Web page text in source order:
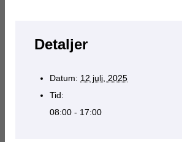
Detaljer
Datum: 12 juli, 2025
Tid:
08:00 - 17:00